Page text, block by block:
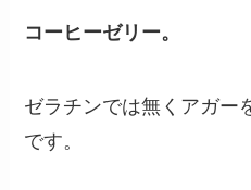
コーヒーゼリー。
ゼラチンでは無くアガー
です。